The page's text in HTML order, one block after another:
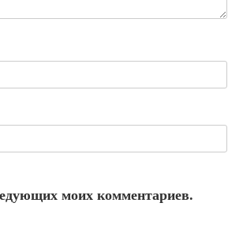
моих комментариев.